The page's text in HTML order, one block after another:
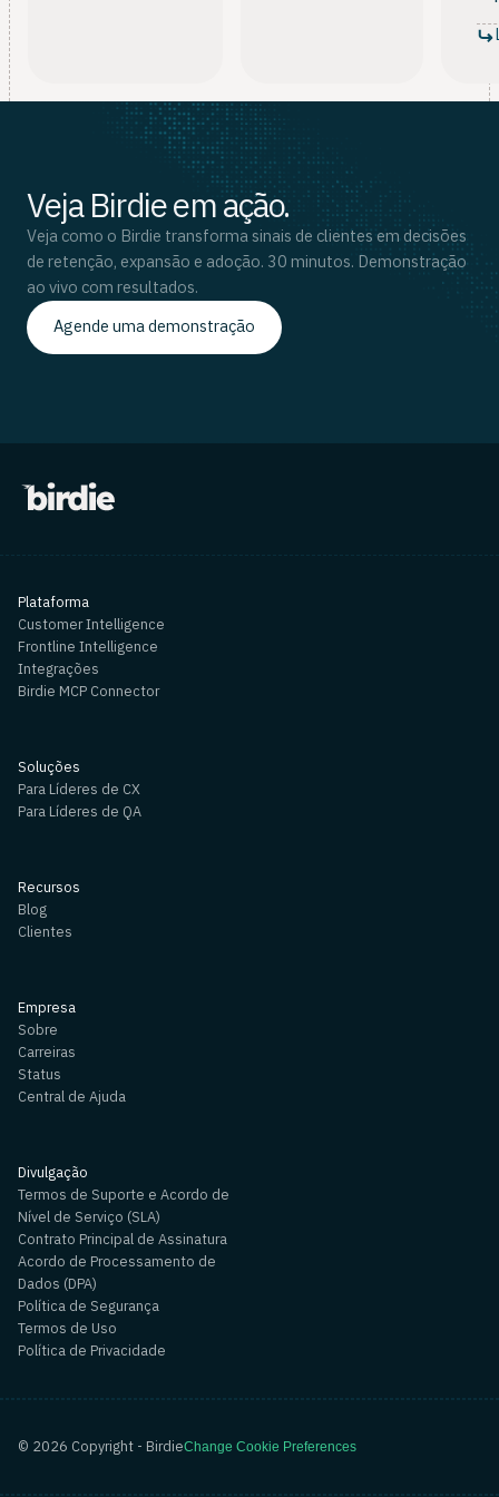
Veja Birdie em ação.
Veja como o Birdie transforma sinais de clientes em decisões
de retenção, expansão e adoção. 30 minutos. Demonstração
ao vivo com resultados.
Agende uma demonstração
Plataforma
Customer Intelligence
Frontline Intelligence
Integrações
Birdie MCP Connector
Soluções
Para Líderes de CX
Para Líderes de QA
Recursos
Blog
Clientes
Empresa
Sobre
Carreiras
Status
Central de Ajuda
Divulgação
Termos de Suporte e Acordo de
Nível de Serviço (SLA)
Contrato Principal de Assinatura
Acordo de Processamento de
Dados (DPA)
Política de Segurança
Termos de Uso
Política de Privacidade
© 2026 Copyright - BirdieChange Cookie Preferences